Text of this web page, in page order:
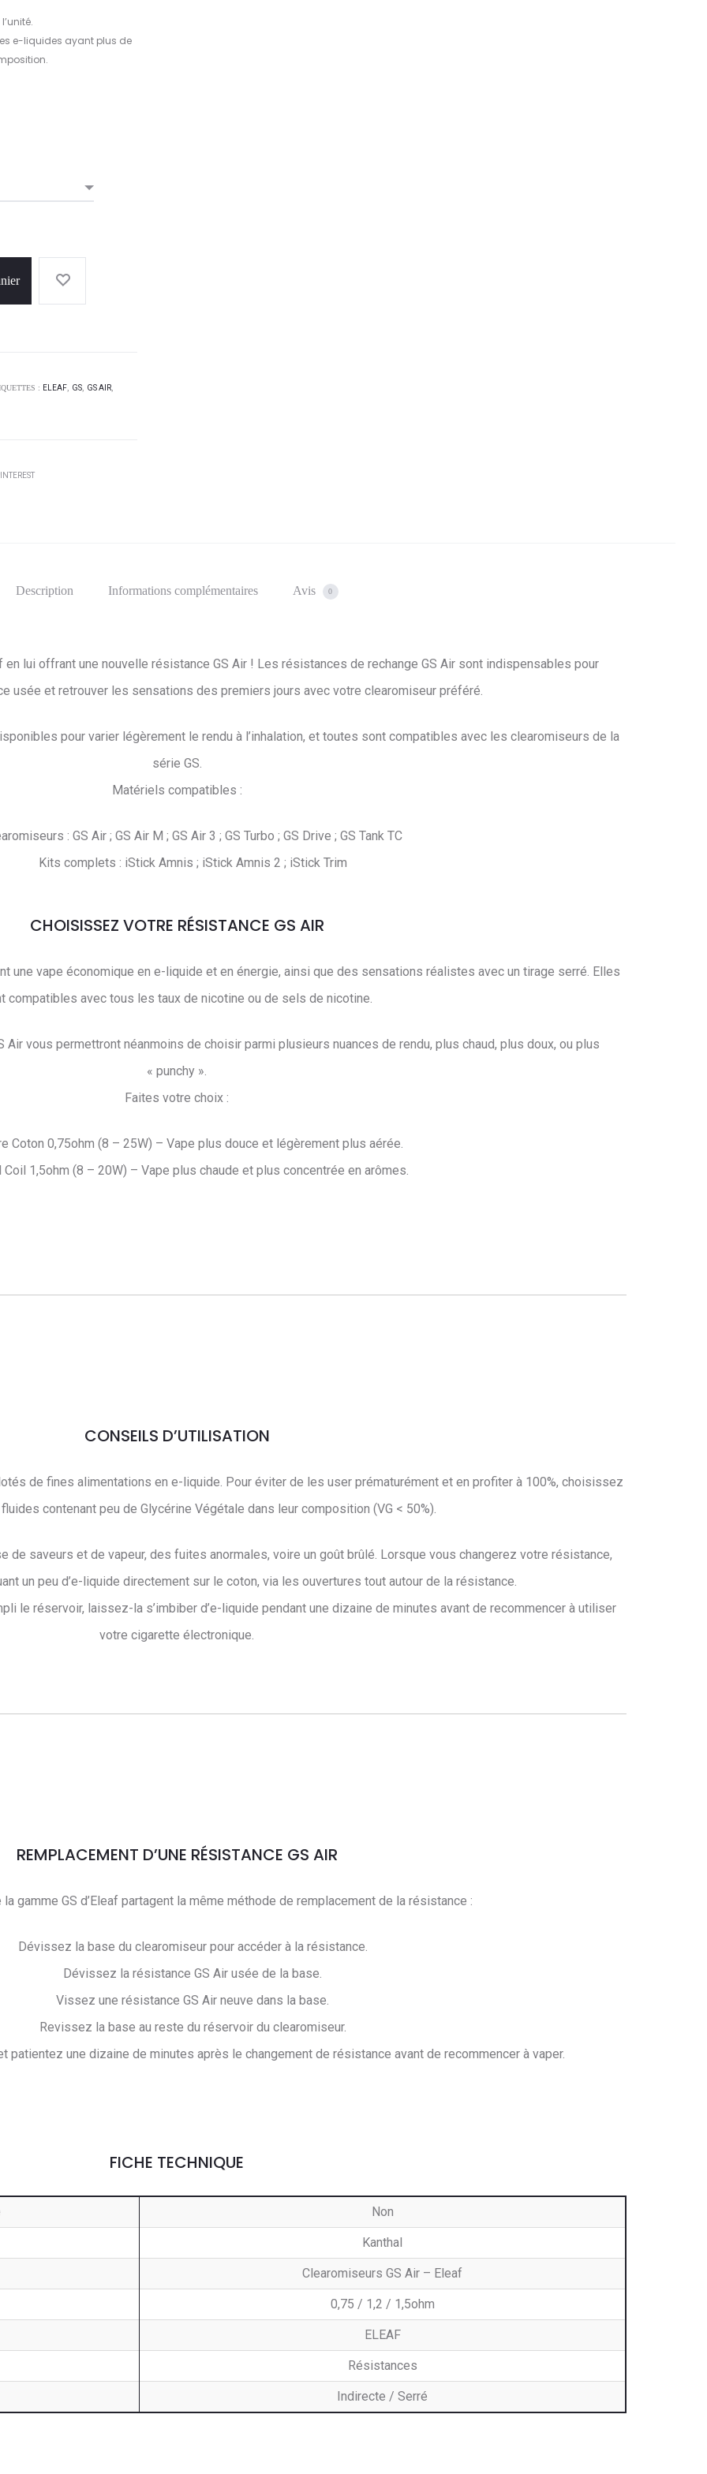
e-liquides ayant plus de
: ELEAF GS GS AIR
Description Informations complémentaires Avis 0
lui offrant une nouvelle résistance GS Air ! Les résistances de rechange GS Air sont indispensables pour
usée et retrouver les sensations des premiers jours avec votre clearomiseur préféré.
pour varier légèrement le rendu à l’inhalation, et toutes sont compatibles avec les clearomiseurs de la
série GS.
Matériels compatibles :
: GS Air ; GS Air M ; GS Air 3 ; GS Turbo ; GS Drive ; GS Tank TC
Kits complets : iStick Amnis ; iStick Amnis 2 ; iStick Trim
CHOISISSEZ VOTRE RÉSISTANCE GS AIR
une vape économique en e-liquide et en énergie, ainsi que des sensations réalistes avec un tirage serré. Elles
compatibles avec tous les taux de nicotine ou de sels de nicotine.
vous permettront néanmoins de choisir parmi plusieurs nuances de rendu, plus chaud, plus doux, ou plus
« punchy ».
Faites votre choix :
Coton 0,75ohm (8 – 25W) – Vape plus douce et légèrement plus aérée.
Coil 1,5ohm (8 – 20W) – Vape plus chaude et plus concentrée en arômes.
CONSEILS D’UTILISATION
de fines alimentations en e-liquide. Pour éviter de les user prématurément et en profiter à 100%, choisissez
contenant peu de Glycérine Végétale dans leur composition (VG < 50%).
de saveurs et de vapeur, des fuites anormales, voire un goût brûlé. Lorsque vous changerez votre résistance,
un peu d’e-liquide directement sur le coton, via les ouvertures tout autour de la résistance.
le réservoir, laissez-la s’imbiber d’e-liquide pendant une dizaine de minutes avant de recommencer à utiliser
votre cigarette électronique.
REMPLACEMENT D’UNE RÉSISTANCE GS AIR
gamme GS d’Eleaf partagent la même méthode de remplacement de la résistance :
Dévissez la base du clearomiseur pour accéder à la résistance.
Dévissez la résistance GS Air usée de la base.
Vissez une résistance GS Air neuve dans la base.
Revissez la base au reste du réservoir du clearomiseur.
patientez une dizaine de minutes après le changement de résistance avant de recommencer à vaper.
FICHE TECHNIQUE
Non
Kanthal
Clearomiseurs GS Air – Eleaf
0,75 / 1,2 / 1,5ohm
ELEAF
Résistances
Indirecte / Serré